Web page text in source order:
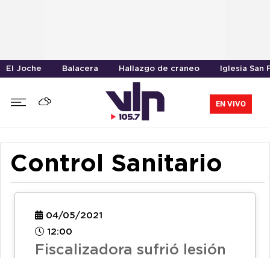
El Joche Balacera Hallazgo de craneo Iglesia San
EN VIVO
Control Sanitario
04/05/2021
12:00
Fiscalizadora sufrió lesión